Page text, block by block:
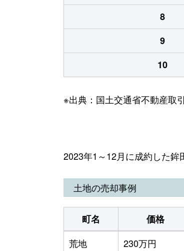
8
9
10
※出典：国土交通省不動産取
2023年1～12月に成約した鉾
土地の売却事例
町名 価格
荒地
230万円